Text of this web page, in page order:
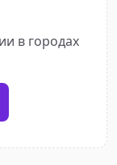
в городах